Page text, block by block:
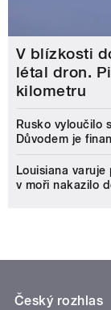
V blízkosti
létal dron.
kilometru
Rusko vyloučilo
Důvodem je
Louisiana
v moři nakazilo
Český rozhlas